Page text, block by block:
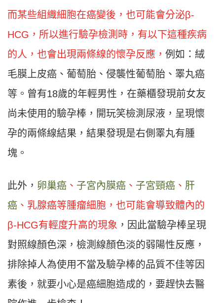
而某些組織細胞在癌變後，也可能會分泌β-
HCG，所以進行驗孕檢測時，有以下這種疾病
的人，也會出現兩條線的懷孕反應， 例如：絨
毛膜上皮癌、葡萄胎、侵襲性葡萄胎、睪丸癌
等。曾有18歲的年輕男性，在藥櫃發現前女友
尚未使用的驗孕棒，開玩笑檢測尿液，呈現懷
孕的兩條線結果，結果發現是右側睪丸有腫
塊。
此外， 卵巢癌 、 子宮內膜癌 、 子宮頸癌 、 肝
癌 、乳腺癌等腫瘤細胞，也可能會導致體內的
β-HCG有輕度升高的現象 ，因此當驗孕棒呈現
對照線顏色深，檢測線顏色淡的弱陽性反應，
排除掉人為使用不當及驗孕棒的品質不佳等因
素後，就要小心是癌細胞造成的，要趕快去醫